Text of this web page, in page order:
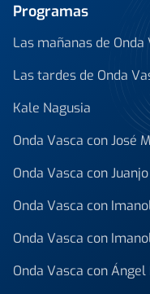
Programas
Las mañanas de Onda
Las tardes de Onda
Kale Nagusia
Onda Vasca con José
Onda Vasca con
Onda Vasca con
Onda Vasca con
Onda Vasca con Ángel